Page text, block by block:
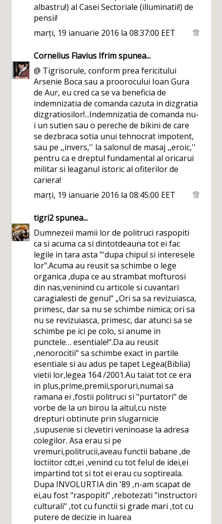
albastru!) al Casei Sectoriale (illuminatii!) de
pensii!
marți, 19 ianuarie 2016 la 08:37:00 EET
Cornelius Flavius Ifrimspunea...
@ Tigrisorule, conform prea fericitului
Arsenie Boca sau a proorocului Ioan Gura
de Aur, eu cred ca se va beneficia de
indemnizatia de comanda cazuta in dizgratia
dizgratiosilor!...Indemnizatia de comanda nu-
i un sutien sau o pereche de bikini de care
se dezbraca sotia unui tehnocrat impotent,
sau pe ,,invers,'' la salonul de masaj ,,eroic,''
pentru ca e dreptul fundamental al oricarui
militar si leaganul istoric al ofiterilor de
cariera!
marți, 19 ianuarie 2016 la 08:45:00 EET
tigri2spunea...
Dumnezeii mamii lor de politruci raspopiti
ca si acuma ca si dintotdeauna tot ei fac
legile in tara asta "'dupa chipul si interesele
lor".Acuma au reusit sa schimbe o lege
organica ,dupa ce au strambat mofturosi
din nas,veninind cu articole si cuvantari
caragialesti de genul" „Ori sa sa revizuiasca,
primesc, dar sa nu se schimbe nimica; ori sa
nu se revizuiasca, primesc, dar atunci sa se
schimbe pe ici pe colo, si anume in
punctele… esentiale!“.Da au reusit
,nenorocitii" sa schimbe exact in partile
esentiale si au adus pe tapet Legea(Biblia)
vietii lor,legea 164 /2001.Au taiat tot ce era
in plus,prime,premii,sporuri,numai sa
ramana ei ,fostii politruci si "purtatori" de
vorbe de la un birou la altul,cu niste
drepturi obtinute prin slugarnicie
,supusenie si clevetiri veninoase la adresa
colegilor. Asa erau si pe
vremuri,politrucii,aveau functii babane ,de
loctiitor cdt,ei ,venind cu tot felul de idei,ei
impartind tot si tot ei erau cu soptireala.
Dupa INVOLURTIA din '89 ,n-am scapat de
ei,au fost "raspopiti" ,rebotezati "instructori
culturali" ,tot cu functii si grade mari ,tot cu
putere de decizie in luarea